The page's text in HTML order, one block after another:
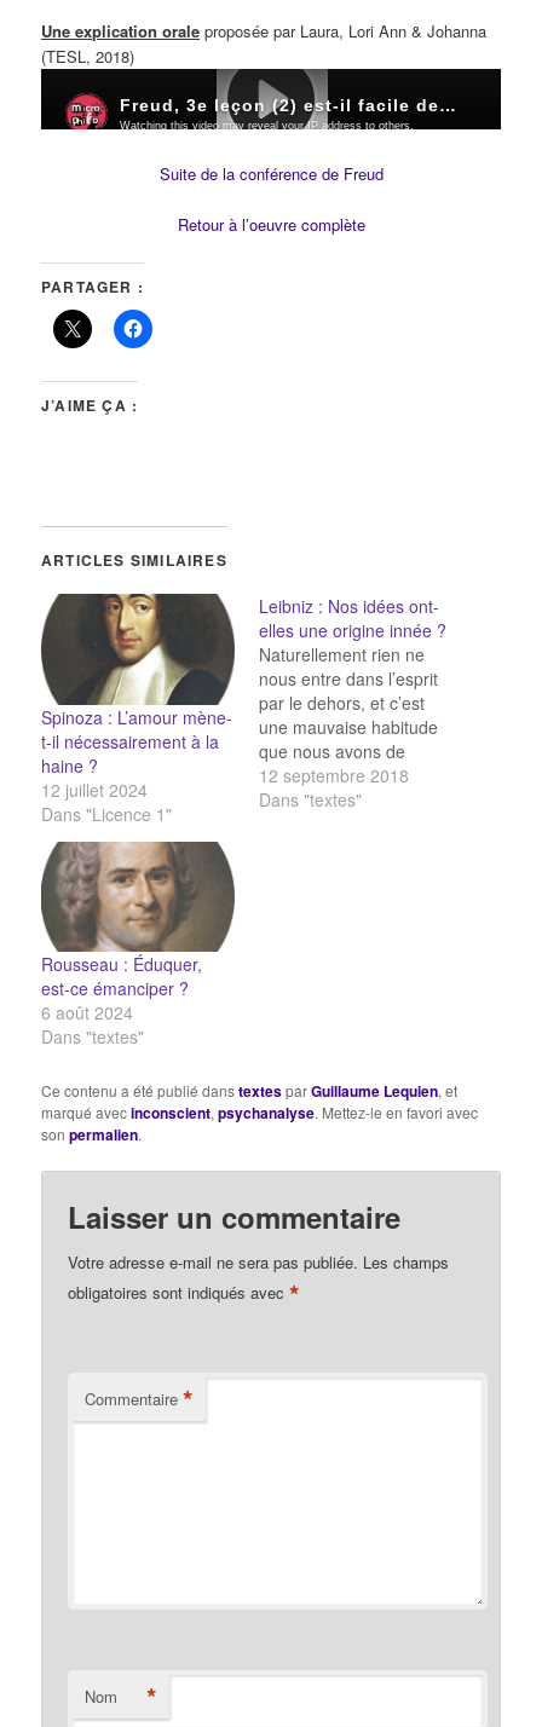
Une explication orale proposée par Laura, Lori Ann & Johanna
(TESL, 2018)
Suite de la conférence de Freud
Retour à l’oeuvre complète
PARTAGER :
J’AIME ÇA :
ARTICLES SIMILAIRES
Spinoza : L’amour mène-
t-il nécessairement à la
haine ?
12 juillet 2024
Dans "Licence 1"
Leibniz : Nos idées ont-
elles une origine innée ?
Naturellement rien ne
nous entre dans l’esprit
par le dehors, et c’est
une mauvaise habitude
que nous avons de
penser comme si notre
âme recevait quelques
12 septembre 2018
Dans "textes"
Rousseau : Éduquer,
est-ce émanciper ?
6 août 2024
Dans "textes"
Ce contenu a été publié danstextesparGuillaume Lequien, et
marqué avecinconscient,psychanalyse. Mettez-le en favori avec
sonpermalien.
Laisser un commentaire
Votre adresse e-mail ne sera pas publiée. Les champs
obligatoires sont indiqués avec*
Commentaire *
Nom *